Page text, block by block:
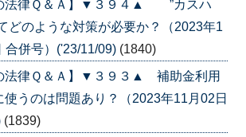
の法律Ｑ＆Ａ】▼３９４▲ ”カスハ
どのような対策が必要か？（2023年1
合併号）('23/11/09) (1840)
法律Ｑ＆Ａ】▼３９３▲ 補助金利用
使うのは問題あり？（2023年11月02日
(1839)